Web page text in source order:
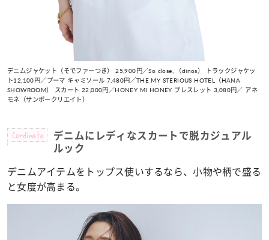
デニムジャケット（そでファーつき） 25,900円／So close, （dinos） トラックジャケッ
ト12,100円／プーマ キャミソール 7,480円／THE MY STERIOUS HOTEL（HANA
SHOWROOM） スカート 22,000円／HONEY MI HONEY ブレスレット 3,080円／ アネ
モネ（サンポークリエイト）
Cordinate
デニムにレディなスカートで脱カジュアル
ルック
デニムアイテムをトップス使いするなら、小物や柄で盛る
と女度が高まる。